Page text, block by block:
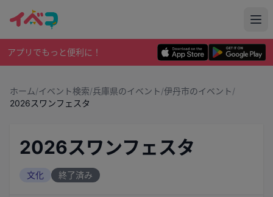
アプリでもっと便利に！
ホーム/イベント検索/兵庫県のイベント/伊丹市のイベント/
2026スワンフェスタ
2026スワンフェスタ
文化 終了済み